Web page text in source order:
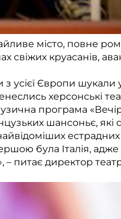
місто, повне
свіжих круасанів,
Європи шукали
херсонські
програма
шансоньє, які
естрадних
була Італія, адже
– питає директор